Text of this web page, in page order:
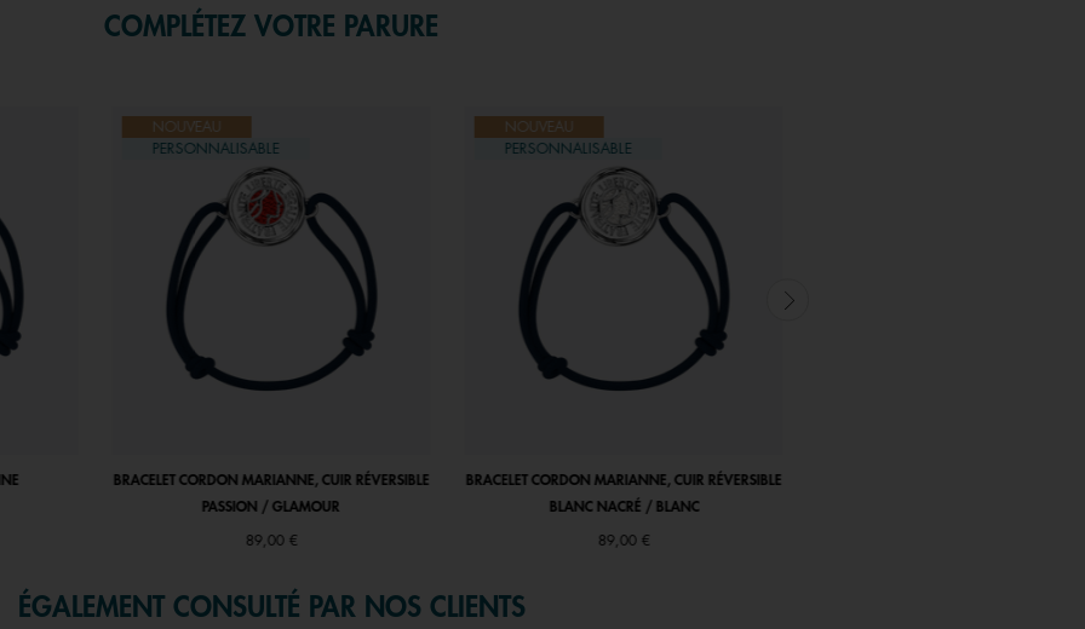
COMPLÉTEZ VOTRE PARURE
NOUVEAU
PERSONNALISABLE
BRACELET CORDON MARIANNE, CUIR RÉVERSIBLE
PASSION / GLAMOUR
89,00 €
NOUVEAU
PERSONNALISABLE
BRACELET CORDON MARIANNE, CUIR RÉVERSIBLE
BLANC NACRÉ / BLANC
89,00 €
ÉGALEMENT CONSULTÉ PAR NOS CLIENTS